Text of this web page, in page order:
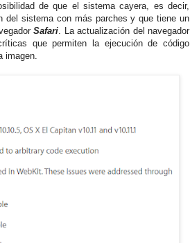
de que el sistema cayera, es decir,
del sistema con más parches y que tiene un
Safari. La actualización del navegador
que permiten la ejecución de código
imagen.